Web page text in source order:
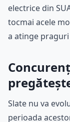
electrice din
tocmai acele
a atinge
Slate nu va
perioada